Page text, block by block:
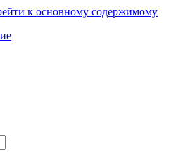
к основному содержимому